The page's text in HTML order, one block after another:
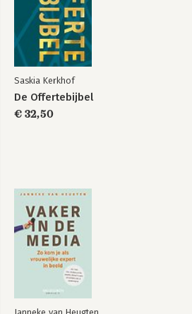
Saskia Kerkhof
De Offertebijbel
€ 32,50